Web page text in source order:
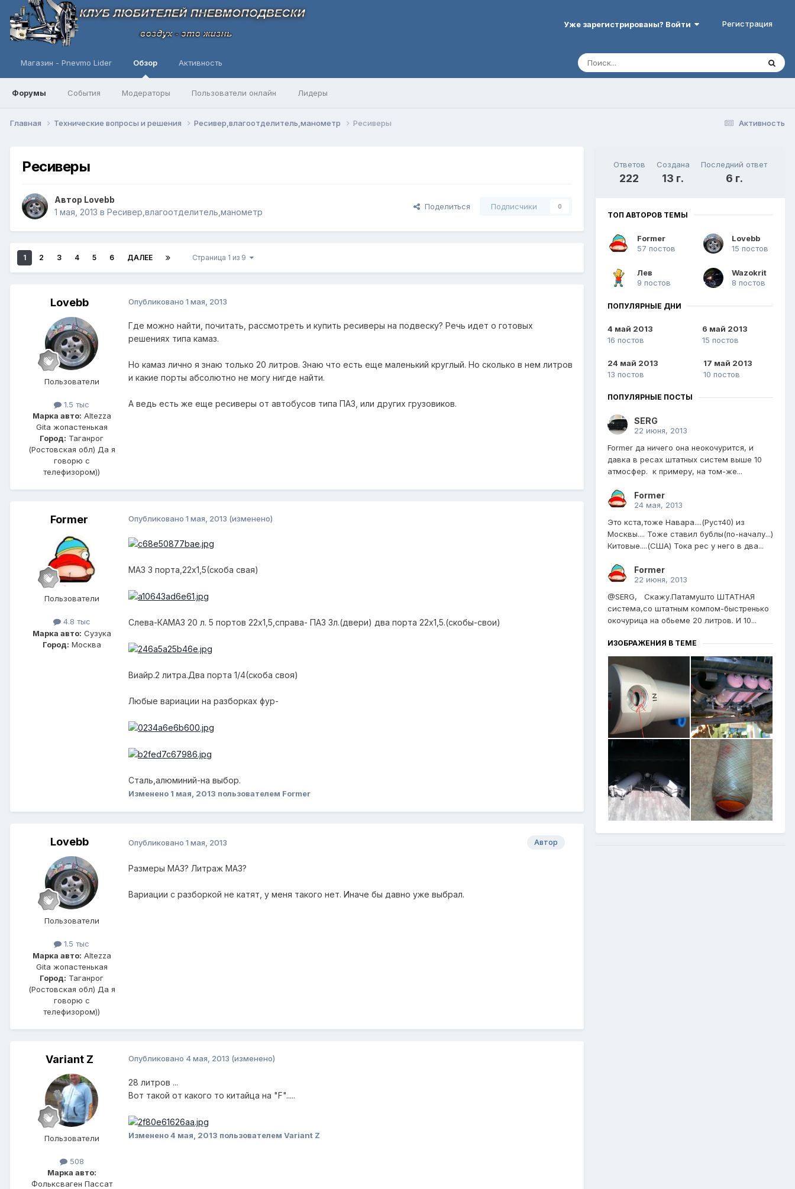
Уже зарегистрированы? Войти Регистрация
Магазин - Pnevmo Lider Обзор
Форумы События Модераторы Пользователи онлайн Лидеры
Активность
Активность
Главная Технические вопросы и решения Ресивер,влагоотделитель,манометр Ресиверы
Ресиверы
Автор Lovebb
1 мая, 2013 в Ресивер,влагоотделитель,манометр
Поделиться Подписчики 0
1 2 3 4 5 6 ДАЛЕЕ Страница 1 из 9
Lovebb
Пользователи
1.5 тыс
Марка авто: Altezza
Gita жопастенькая
Город: Таганрог
(Ростовская обл) Да я
говорю с
телефизором))
Опубликовано 1 мая, 2013
Где можно найти, почитать, рассмотреть и купить ресиверы на подвеску? Речь идет о готовых
решениях типа камаз.
Но камаз лично я знаю только 20 литров. Знаю что есть еще маленький круглый. Но сколько в нем литров
и какие порты абсолютно не могу нигде найти.
А ведь есть же еще ресиверы от автобусов типа ПАЗ, или других грузовиков.
Former
Пользователи
4.8 тыс
Марка авто: Сузука
Город: Москва
Опубликовано 1 мая, 2013 (изменено)
МАЗ 3 порта,22х1,5(скоба свая)
Слева-КАМАЗ 20 л. 5 портов 22х1,5,справа- ПАЗ 3л.(двери) два порта 22х1,5.(скобы-свои)
Виайр.2 литра.Два порта 1/4(скоба своя)
Любые вариации на разборках фур-
Сталь,алюминий-на выбор.
Изменено 1 мая, 2013 пользователем Former
Lovebb
Пользователи
1.5 тыс
Марка авто: Altezza
Gita жопастенькая
Город: Таганрог
(Ростовская обл) Да я
говорю с
телефизором))
Автор
Опубликовано 1 мая, 2013
Размеры МАЗ? Литраж МАЗ?
Вариации с разборкой не катят, у меня такого нет. Иначе бы давно уже выбрал.
Variant Z
Пользователи
508
Марка авто:
Фольксваген Пассат
Опубликовано 4 мая, 2013 (изменено)
28 литров ...
Вот такой от какого то китайца на "F".....
Изменено4 мая, 2013 пользователем Variant Z
Ответов
222
Создана
13 г.
Последний ответ
6 г.
ТОП АВТОРОВ ТЕМЫ
Former
57 постов
Lovebb
15 постов
Лев
9 постов
Wazokrit
8 постов
ПОПУЛЯРНЫЕ ДНИ
4 май 2013
16 постов
6 май 2013
15 постов
24 май 2013
13 постов
17 май 2013
10 постов
ПОПУЛЯРНЫЕ ПОСТЫ
SERG
22 июня, 2013
Former да ничего она неокочурится, и
давка в ресах штатных систем выше 10
атмосфер. к примеру, на том-же...
Former
24 мая, 2013
Это кста,тоже Навара....(Руст40) из
Москвы.... Тоже ставил бублы(по-началу...)
Китовые....(США) Тока рес у него в два...
Former
22 июня, 2013
@SERG, Скажу.Патамушто ШТАТНАЯ
система,со штатным компом-быстренько
окочурица на обьеме 20 литров. И 10...
ИЗОБРАЖЕНИЯ В ТЕМЕ